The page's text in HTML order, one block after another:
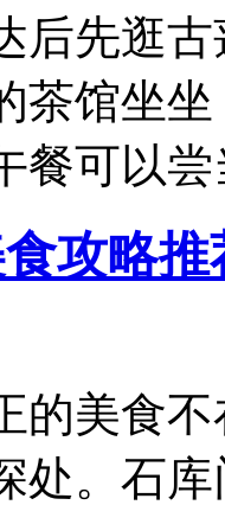
后先逛
茶馆坐
餐可以
攻略
的美食
处。石